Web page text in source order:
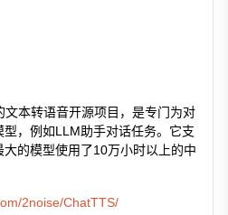
本转语音开源项目，是专门为对
，例如LLM助手对话任务。它支
的模型使用了10万小时以上的中
2noise/ChatTTS/